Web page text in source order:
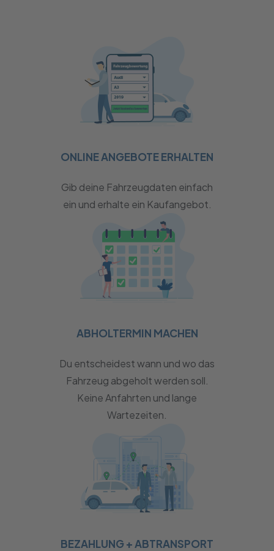
ONLINE ANGEBOTE ERHALTEN
Gib deine Fahrzeugdaten einfach
ein und erhalte ein Kaufangebot.
ABHOLTERMIN MACHEN
Du entscheidest wann und wo das
Fahrzeug abgeholt werden soll.
Keine Anfahrten und lange
Wartezeiten.
BEZAHLUNG + ABTRANSPORT